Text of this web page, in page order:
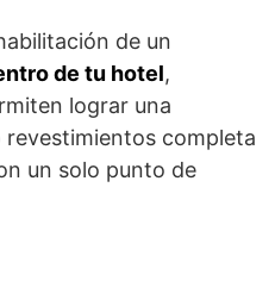
de un
de tu hotel,
lograr una
completa
un solo punto de